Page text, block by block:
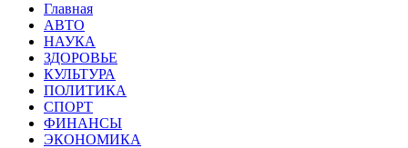
Главная
АВТО
НАУКА
ЗДОРОВЬЕ
КУЛЬТУРА
ПОЛИТИКА
СПОРТ
ФИНАНСЫ
ЭКОНОМИКА